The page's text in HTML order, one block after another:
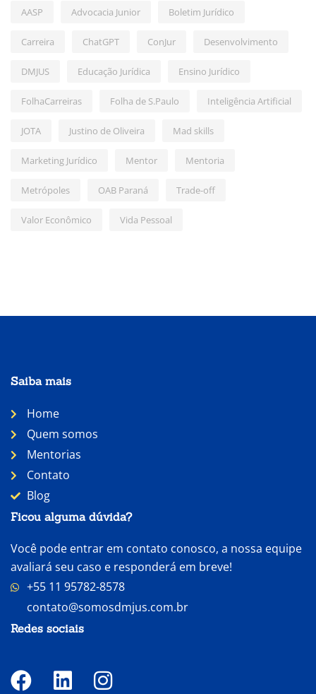
AASP Advocacia Junior Boletim Jurídico
Carreira ChatGPT ConJur Desenvolvimento
DMJUS Educação Jurídica Ensino Jurídico
FolhaCarreiras Folha de S.Paulo Inteligência Artificial
JOTA Justino de Oliveira Mad skills
Marketing Jurídico Mentor Mentoria
Metrópoles OAB Paraná Trade-off
Valor Econômico Vida Pessoal
Saiba mais
Home
Quem somos
Mentorias
Contato
Blog
Ficou alguma dúvida?
Você pode entrar em contato conosco, a nossa equipe
avaliará seu caso e responderá em breve!
+55 11 95782-8578
contato@somosdmjus.com.br
Redes sociais